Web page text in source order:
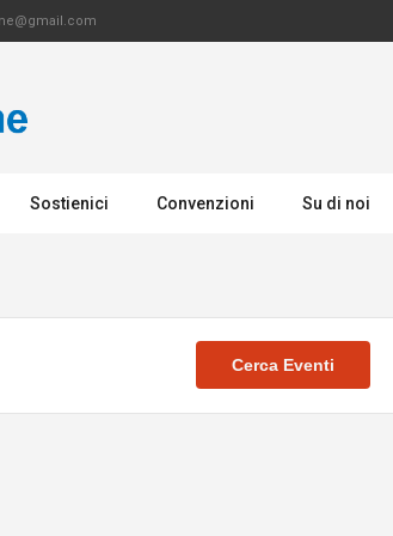
Sostienici Convenzioni Su di noi
Cerca Eventi